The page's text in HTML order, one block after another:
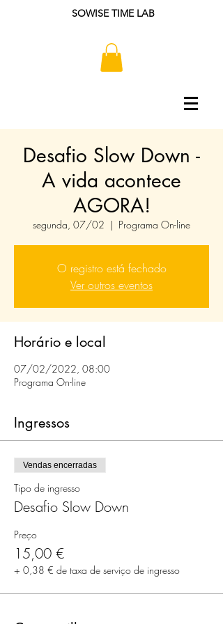
SOWISE TIME LAB
Desafio Slow Down -
A vida acontece
AGORA!
segunda, 07/02
  |
Programa On-line
O registro está fechado
Ver outros eventos
Horário e local
07/02/2022, 08:00
Programa On-line
Ingressos
Vendas encerradas
Tipo de ingresso
Desafio Slow Down
Preço
15,00 €
+ 0,38 € de taxa de serviço de ingresso